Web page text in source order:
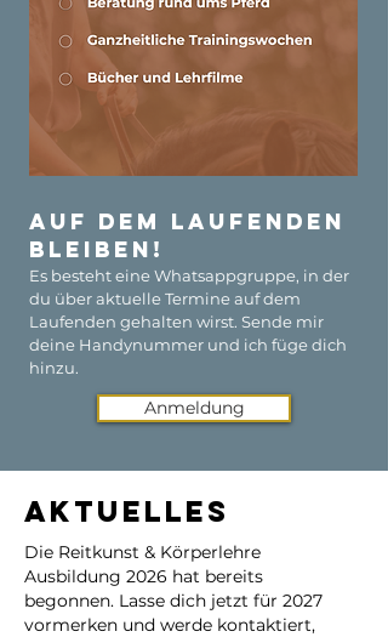
Auf dem Laufenden
bleiben!
Es besteht eine Whatsappgruppe, in der
du über aktuelle Termine auf dem
Laufenden gehalten wirst. Sende mir
deine Handynummer und ich füge dich
hinzu.
Anmeldung
Aktuelles
Die Reitkunst & Körperlehre
Ausbildung 2026 hat bereits
begonnen. Lasse dich jetzt für 2027
vormerken und werde kontaktiert,